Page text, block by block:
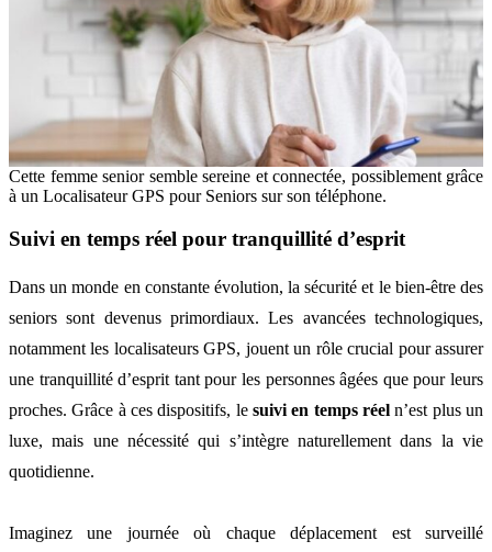
Cette femme senior semble sereine et connectée, possiblement grâce
à un Localisateur GPS pour Seniors sur son téléphone.
Suivi en temps réel pour tranquillité d’esprit
Dans un monde en constante évolution, la sécurité et le bien-être des
seniors sont devenus primordiaux. Les avancées technologiques,
notamment les localisateurs GPS, jouent un rôle crucial pour assurer
une tranquillité d’esprit tant pour les personnes âgées que pour leurs
proches. Grâce à ces dispositifs, le suivi en temps réel n’est plus un
luxe, mais une nécessité qui s’intègre naturellement dans la vie
quotidienne.
Imaginez une journée où chaque déplacement est surveillé